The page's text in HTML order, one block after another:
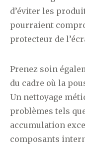
d’éviter les
pourraient
protecteur de
Prenez soin
du cadre où la
Un nettoyage
problèmes tels
accumulation
composants